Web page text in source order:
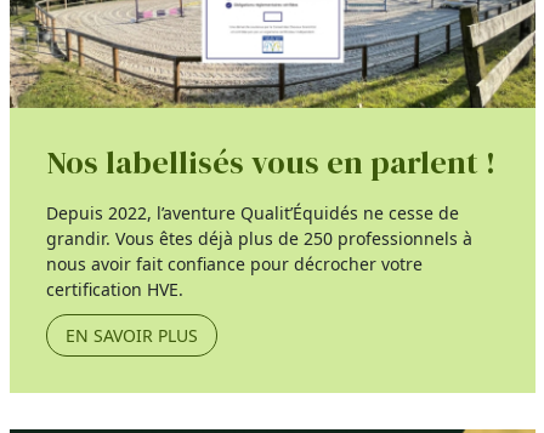
Nos labellisés vous en parlent !
Depuis 2022, l’aventure Qualit’Équidés ne cesse de
grandir. Vous êtes déjà plus de 250 professionnels à
nous avoir fait confiance pour décrocher votre
certification HVE.
EN SAVOIR PLUS